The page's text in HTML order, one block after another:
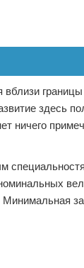
здесь
ничего
Минимальная